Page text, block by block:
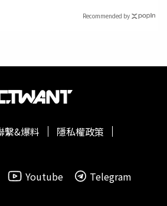
Recommended by
繫&爆料
隱私權政策
Youtube Telegram